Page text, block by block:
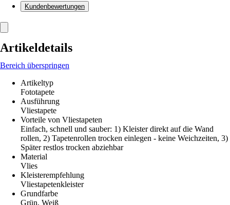
Kundenbewertungen
Artikeldetails
Bereich überspringen
Artikeltyp
Fototapete
Ausführung
Vliestapete
Vorteile von Vliestapeten
Einfach, schnell und sauber: 1) Kleister direkt auf die Wand
rollen, 2) Tapetenrollen trocken einlegen - keine Weichzeiten, 3)
Später restlos trocken abziehbar
Material
Vlies
Kleisterempfehlung
Vliestapetenkleister
Grundfarbe
Grün, Weiß